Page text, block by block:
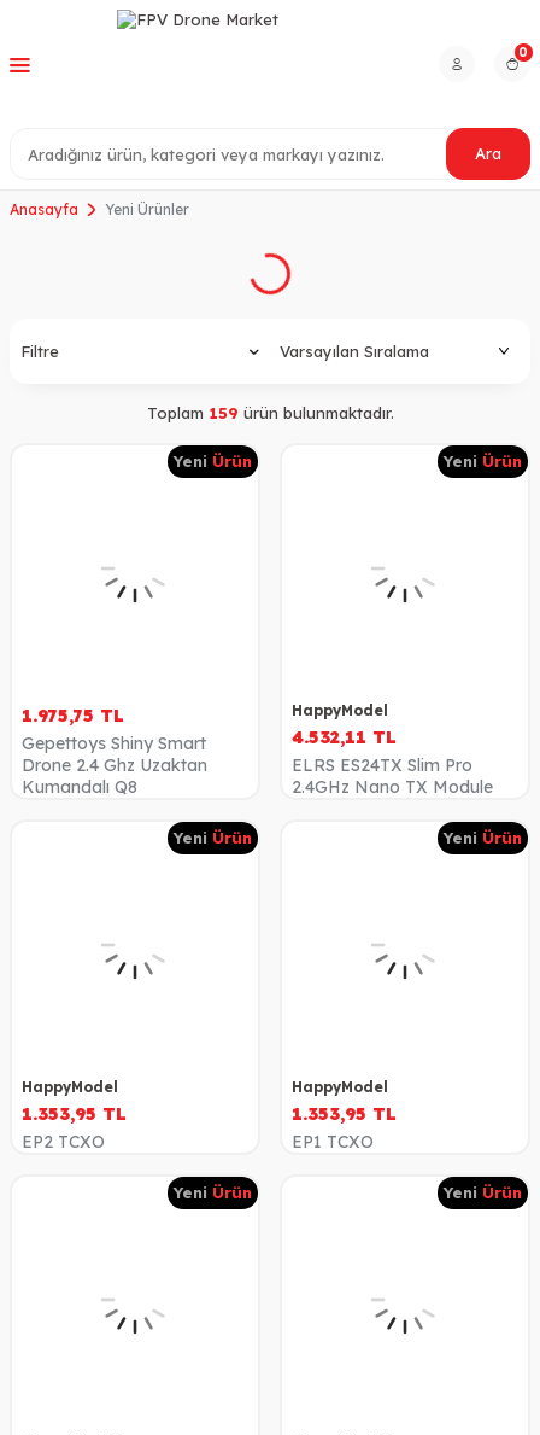
Ara
0
Anasayfa Yeni Ürünler
Filtre
Toplam 159 ürün bulunmaktadır.
Yeni Ürün
1.975,75 TL
Gepettoys Shiny Smart
Drone 2.4 Ghz Uzaktan
Kumandalı Q8
Yeni Ürün
HappyModel
4.532,11 TL
ELRS ES24TX Slim Pro
2.4GHz Nano TX Module
Yeni Ürün
HappyModel
1.353,95 TL
EP2 TCXO
Yeni Ürün
HappyModel
1.353,95 TL
EP1 TCXO
Yeni Ürün Yeni Ürün